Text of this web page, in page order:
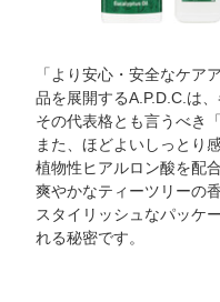
「より安心・安全なケ
品を展開するA.P.D.C.は
その代表格とも言うべき
また、ほどよいしっとり
植物性ヒアルロン酸を配
爽やかなティーツリーの
スタイリッシュなパッケ
れる秘密です。